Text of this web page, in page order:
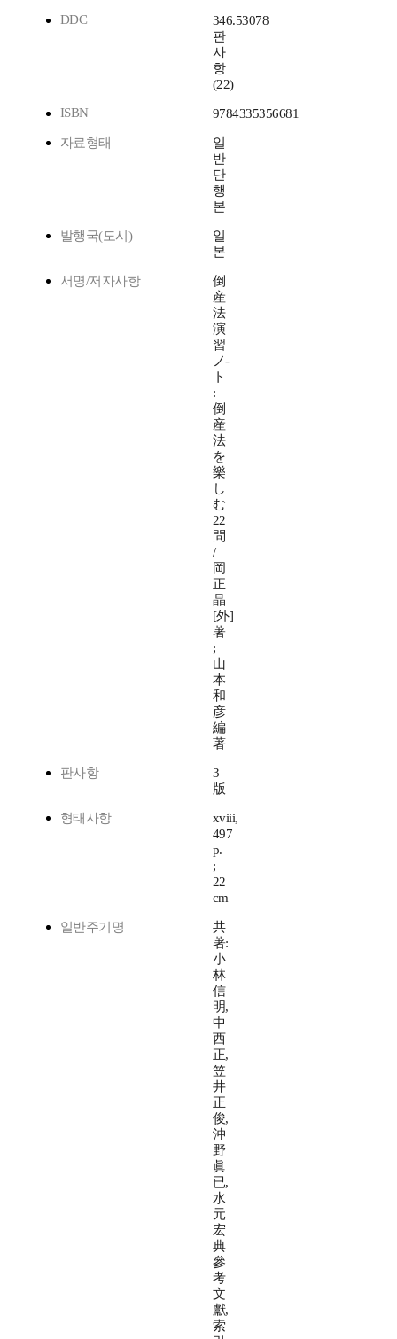
DDC
346.53078
판
사
항
(22)
ISBN
9784335356681
자료형태
일
반
단
행
본
발행국(도시)
일
본
서명/저자사항
倒
産
法
演
習
ノ-
ト
:
倒
産
法
を
樂
し
む
22
問
/
岡
正
晶
[外]
著
;
山
本
和
彦
編
著
판사항
3
版
형태사항
xviii,
497
p.
;
22
cm
일반주기명
共
著:
小
林
信
明,
中
西
正,
笠
井
正
俊,
沖
野
眞
已,
水
元
宏
典
參
考
文
獻,
索